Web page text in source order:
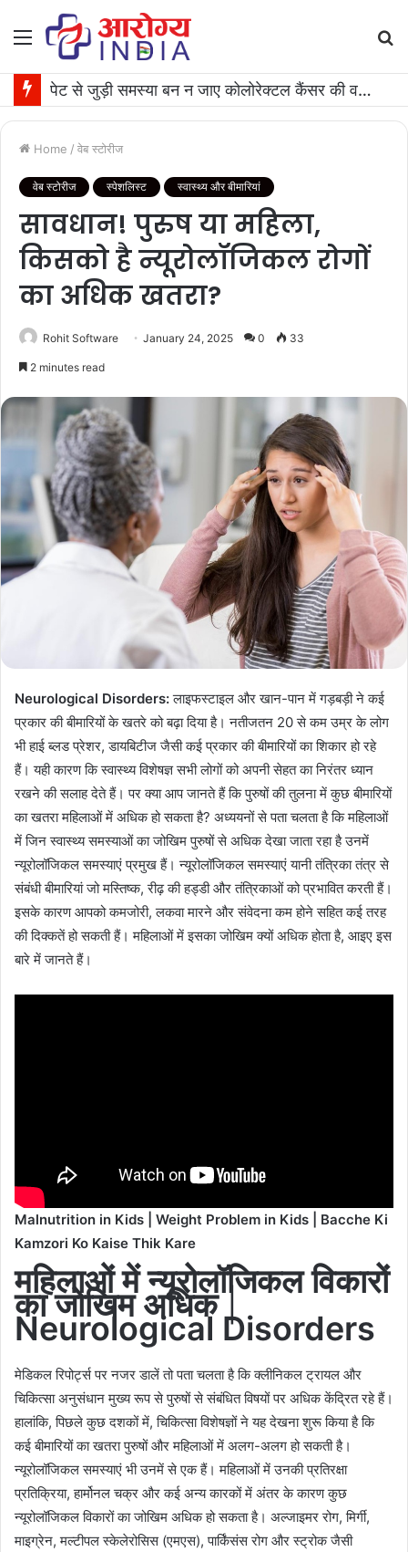
Menu
पेट से जुड़ी समस्या बन न जाए कोलोरेक्टल कैंसर की वजह, जान लीजिए टेस्ट कराने का समय
Home / वेब स्टोरीज
वेब स्टोरीज स्पेशलिस्ट स्वास्थ्य और बीमारियां
सावधान! पुरुष या महिला,
किसको है न्यूरोलॉजिकल रोगों
का अधिक खतरा?
Rohit Software January 24, 2025 0 33
2 minutes read
Neurological Disorders:लाइफस्टाइल और खान-पान में गड़बड़ी ने कई
प्रकार की बीमारियों के खतरे को बढ़ा दिया है। नतीजतन 20 से कम उम्र के लोग
भी हाई ब्लड प्रेशर, डायबिटीज जैसी कई प्रकार की बीमारियों का शिकार हो रहे
हैं। यही कारण कि स्वास्थ्य विशेषज्ञ सभी लोगों को अपनी सेहत का निरंतर ध्यान
रखने की सलाह देते हैं। पर क्या आप जानते हैं कि पुरुषों की तुलना में कुछ बीमारियों
का खतरा महिलाओं में अधिक हो सकता है? अध्ययनों से पता चलता है कि महिलाओं
में जिन स्वास्थ्य समस्याओं का जोखिम पुरुषों से अधिक देखा जाता रहा है उनमें
न्यूरोलॉजिकल समस्याएं प्रमुख हैं। न्यूरोलॉजिकल समस्याएं यानी तंत्रिका तंत्र से
संबंधी बीमारियां जो मस्तिष्क, रीढ़ की हड्डी और तंत्रिकाओं को प्रभावित करती हैं।
इसके कारण आपको कमजोरी, लकवा मारने और संवेदना कम होने सहित कई तरह
की दिक्कतें हो सकती हैं। महिलाओं में इसका जोखिम क्यों अधिक होता है, आइए इस
बारे में जानते हैं।
Malnutrition in Kids | Weight Problem in Kids | Bacche Ki
Kamzori Ko Kaise Thik Kare
महिलाओं में न्यूरोलॉजिकल विकारों
का जोखिम अधिक|
Neurological Disorders
मेडिकल रिपोर्ट्स पर नजर डालें तो पता चलता है कि क्लीनिकल ट्रायल और
चिकित्सा अनुसंधान मुख्य रूप से पुरुषों से संबंधित विषयों पर अधिक केंद्रित रहे हैं।
हालांकि, पिछले कुछ दशकों में, चिकित्सा विशेषज्ञों ने यह देखना शुरू किया है कि
कई बीमारियों का खतरा पुरुषों और महिलाओं में अलग-अलग हो सकती है।
न्यूरोलॉजिकल समस्याएं भी उनमें से एक हैं। महिलाओं में उनकी प्रतिरक्षा
प्रतिक्रिया, हार्मोनल चक्र और कई अन्य कारकों में अंतर के कारण कुछ
न्यूरोलॉजिकल विकारों का जोखिम अधिक हो सकता है। अल्जाइमर रोग, मिर्गी,
माइग्रेन, मल्टीपल स्केलेरोसिस (एमएस), पार्किंसंस रोग और स्ट्रोक जैसी